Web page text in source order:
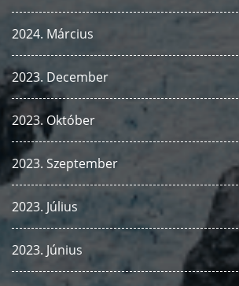
2024. Március
2023. December
2023. Október
2023. Szeptember
2023. Július
2023. Június